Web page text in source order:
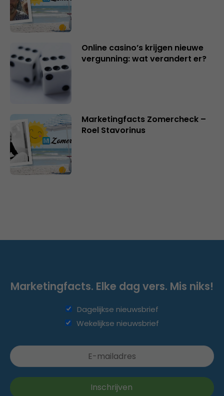
Online casino’s krijgen nieuwe
vergunning: wat verandert er?
Marketingfacts Zomercheck –
Roel Stavorinus
Marketingfacts. Elke dag vers. Mis niks!
Dagelijkse nieuwsbrief
Wekelijkse nieuwsbrief